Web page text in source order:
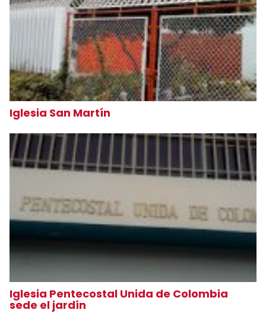
Iglesia San Martín
Iglesia Pentecostal Unida de Colombia
sede el jardín